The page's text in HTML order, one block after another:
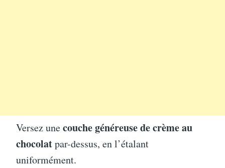
Versez unecouche généreuse de crème au
chocolatpar-dessus, en l’étalant
uniformément.